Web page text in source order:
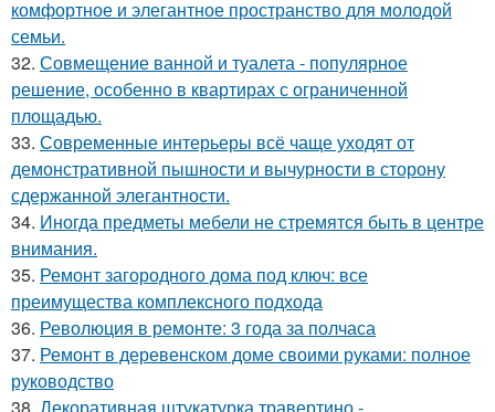
комфортное и элегантное пространство для молодой
семьи.
32. Совмещение ванной и туалета - популярное
решение, особенно в квартирах с ограниченной
площадью.
33. Современные интерьеры всё чаще уходят от
демонстративной пышности и вычурности в сторону
сдержанной элегантности.
34. Иногда предметы мебели не стремятся быть в центре
внимания.
35. Ремонт загородного дома под ключ: все
преимущества комплексного подхода
36. Революция в ремонте: 3 года за полчаса
37. Ремонт в деревенском доме своими руками: полное
руководство